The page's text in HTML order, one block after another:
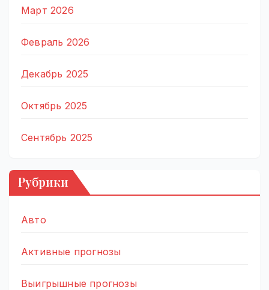
Март 2026
Февраль 2026
Декабрь 2025
Октябрь 2025
Сентябрь 2025
Рубрики
Авто
Активные прогнозы
Выигрышные прогнозы